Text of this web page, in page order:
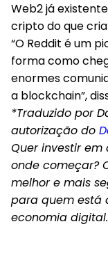
Web2 já
cripto do que
“O Reddit é um
forma como
enormes
a blockchain”,
*Traduzido por
autorização do
Quer investir
onde começar?
melhor e mais
para quem está
economia digital.